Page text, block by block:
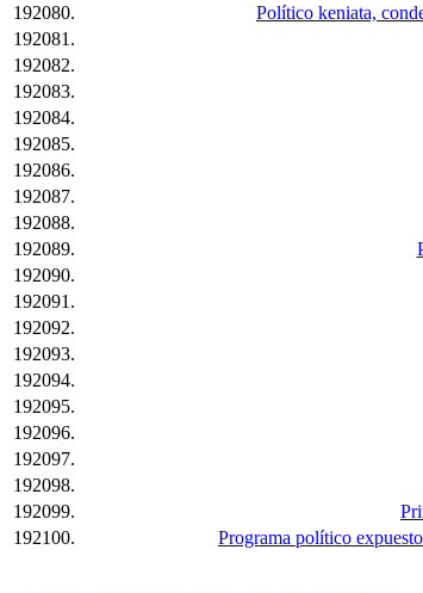
192080.
Político keniata,
192081.
192082.
192083.
192084.
192085.
192086.
192087.
192088.
192089.
192090.
192091.
192092.
192093.
192094.
192095.
192096.
192097.
192098.
192099.
192100.
Programa político